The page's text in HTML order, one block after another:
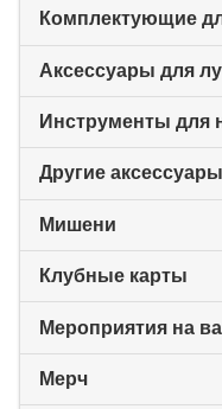
Комплектующие
Аксессуары для
Инструменты для
Другие аксессуары
Мишени
Клубные карты
Мероприятия на
Мерч